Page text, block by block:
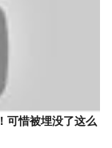
可惜被埋没了这么